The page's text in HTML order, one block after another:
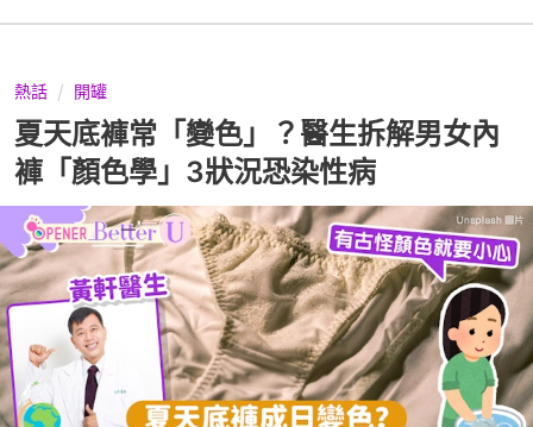
熱話 開罐
夏天底褲常「變色」？醫生拆解男女內
褲「顏色學」3狀況恐染性病